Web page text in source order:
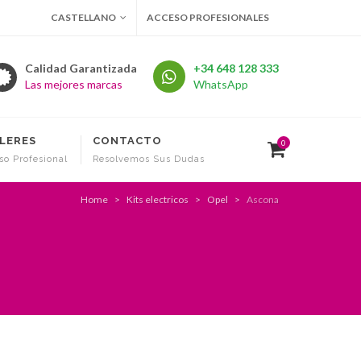
CASTELLANO ACCESO PROFESIONALES
Calidad Garantizada
Las mejores marcas
+34 648 128 333
WhatsApp
Profesional
CONTACTO
Resolvemos Sus Dudas
0
Home Kits electricos Opel Ascona